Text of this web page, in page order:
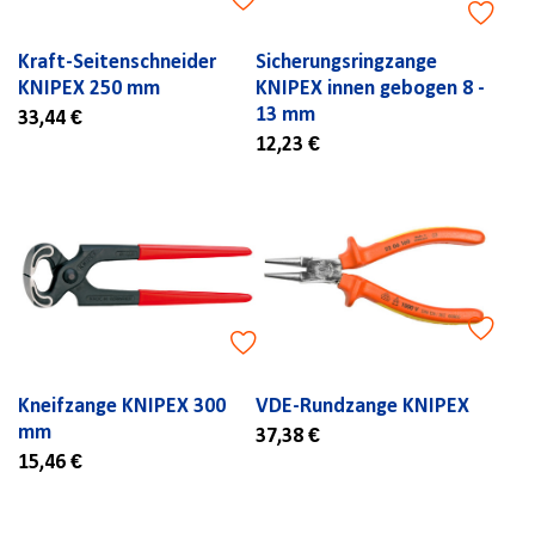
Kraft-Seitenschneider
KNIPEX 250 mm
33,44 €
Sicherungsringzange
KNIPEX innen gebogen 8 -
13 mm
12,23 €
Kneifzange KNIPEX 300
mm
15,46 €
VDE-Rundzange KNIPEX
37,38 €